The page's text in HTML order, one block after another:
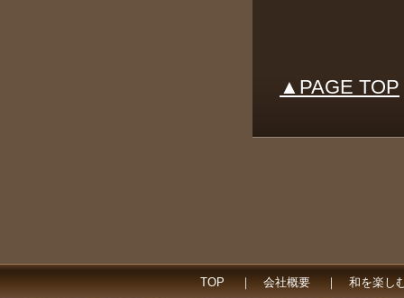
▲PAGE TOP
TOP ｜ 会社概要 ｜ 和を楽し